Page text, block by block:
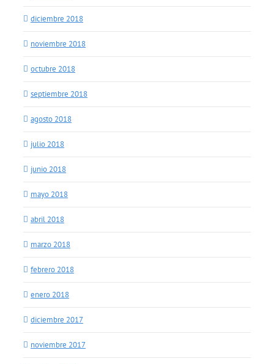
diciembre 2018
noviembre 2018
octubre 2018
septiembre 2018
agosto 2018
julio 2018
junio 2018
mayo 2018
abril 2018
marzo 2018
febrero 2018
enero 2018
diciembre 2017
noviembre 2017